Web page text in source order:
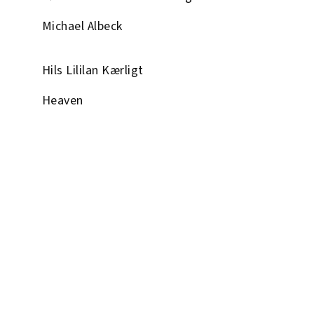
Michael Albeck
Hils Lililan Kærligt
Heaven